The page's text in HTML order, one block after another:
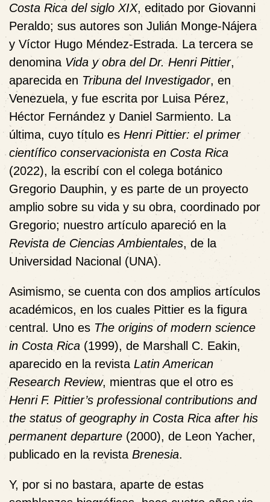
Costa Rica del siglo XIX, editado por Giovanni
Peraldo; sus autores son Julián Monge-Nájera
y Víctor Hugo Méndez-Estrada. La tercera se
denomina Vida y obra del Dr. Henri Pittier,
aparecida en Tribuna del Investigador, en
Venezuela, y fue escrita por Luisa Pérez,
Héctor Fernández y Daniel Sarmiento. La
última, cuyo título es Henri Pittier: el primer
científico conservacionista en Costa Rica
(2022), la escribí con el colega botánico
Gregorio Dauphin, y es parte de un proyecto
amplio sobre su vida y su obra, coordinado por
Gregorio; nuestro artículo apareció en la
Revista de Ciencias Ambientales, de la
Universidad Nacional (UNA).
Asimismo, se cuenta con dos amplios artículos
académicos, en los cuales Pittier es la figura
central. Uno es The origins of modern science
in Costa Rica (1999), de Marshall C. Eakin,
aparecido en la revista Latin American
Research Review, mientras que el otro es
Henri F. Pittier’s professional contributions and
the status of geography in Costa Rica after his
permanent departure (2000), de Leon Yacher,
publicado en la revista Brenesia.
Y, por si no bastara, aparte de estas